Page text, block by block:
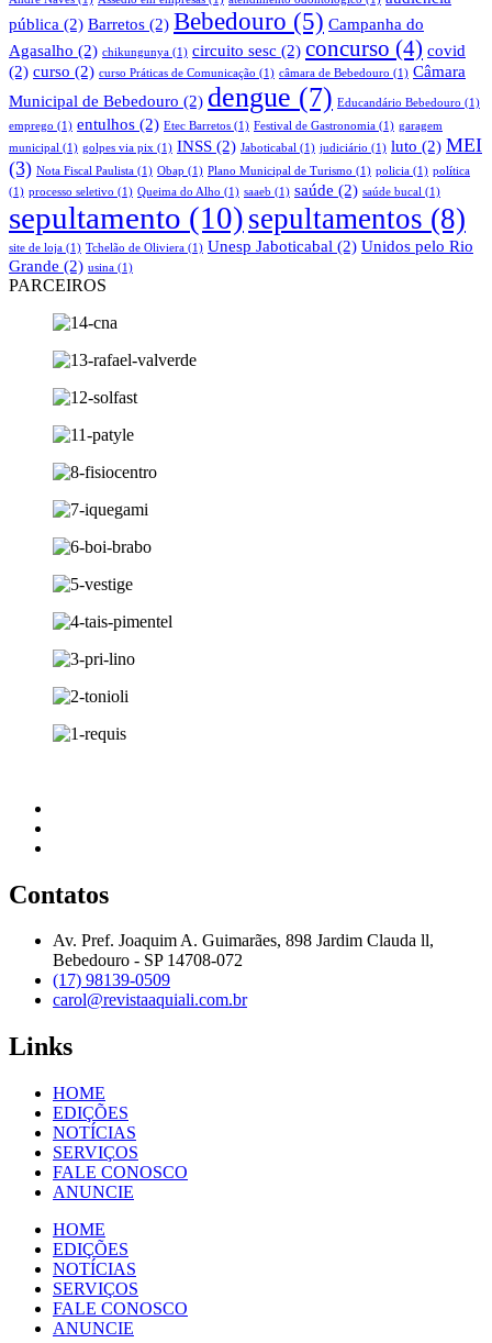
pública (2) Barretos (2) Bebedouro (5) Campanha do
Agasalho (2) chikungunya (1) circuito sesc (2) concurso (4) covid
(2) curso (2) curso Práticas de Comunicação (1) câmara de Bebedouro (1) Câmara
Municipal de Bebedouro (2) dengue (7) Educandário Bebedouro (1)
emprego (1) entulhos (2) Etec Barretos (1) Festival de Gastronomia (1) garagem
municipal (1) golpes via pix (1) INSS (2) Jaboticabal (1) judiciário (1) luto (2) MEI
(3) Nota Fiscal Paulista (1) Obap (1) Plano Municipal de Turismo (1) policia (1) política
(1) processo seletivo (1) Queima do Alho (1) saaeb (1) saúde (2) saúde bucal (1)
sepultamento (10) sepultamentos (8)
site de loja (1) Tchelão de Oliviera (1) Unesp Jaboticabal (2) Unidos pelo Rio
Grande (2) usina (1)
PARCEIROS
Contatos
Av. Pref. Joaquim A. Guimarães, 898 Jardim Clauda ll,
Bebedouro - SP 14708-072
(17) 98139-0509
carol@revistaaquiali.com.br
Links
HOME
EDIÇÕES
NOTÍCIAS
SERVIÇOS
FALE CONOSCO
ANUNCIE
HOME
EDIÇÕES
NOTÍCIAS
SERVIÇOS
FALE CONOSCO
ANUNCIE